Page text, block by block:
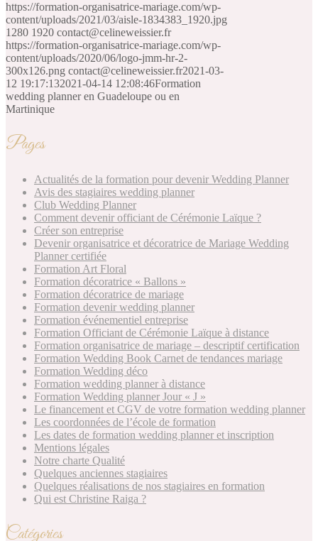
https://formation-organisatrice-mariage.com/wp-
content/uploads/2021/03/aisle-1834383_1920.jpg
1280 1920 contact@celineweissier.fr
https://formation-organisatrice-mariage.com/wp-
content/uploads/2020/06/logo-jmm-hr-2-
300x126.png contact@celineweissier.fr2021-03-
12 19:17:132021-04-14 12:08:46Formation
wedding planner en Guadeloupe ou en
Martinique
Pages
Actualités de la formation pour devenir Wedding Planner
Avis des stagiaires wedding planner
Club Wedding Planner
Comment devenir officiant de Cérémonie Laïque ?
Créer son entreprise
Devenir organisatrice et décoratrice de Mariage Wedding
Planner certifiée
Formation Art Floral
Formation décoratrice « Ballons »
Formation décoratrice de mariage
Formation devenir wedding planner
Formation événementiel entreprise
Formation Officiant de Cérémonie Laïque à distance
Formation organisatrice de mariage – descriptif certification
Formation Wedding Book Carnet de tendances mariage
Formation Wedding déco
Formation wedding planner à distance
Formation Wedding planner Jour « J »
Le financement et CGV de votre formation wedding planner
Les coordonnées de l’école de formation
Les dates de formation wedding planner et inscription
Mentions légales
Notre charte Qualité
Quelques anciennes stagiaires
Quelques réalisations de nos stagiaires en formation
Qui est Christine Raiga ?
Catégories